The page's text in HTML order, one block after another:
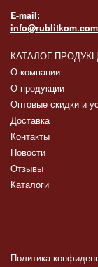
E-mail:
info@rublitkom.com
КАТАЛОГ
О компании
О продукции
Оптовые скидки и
Доставка
Контакты
Новости
Отзывы
Каталоги
Политика